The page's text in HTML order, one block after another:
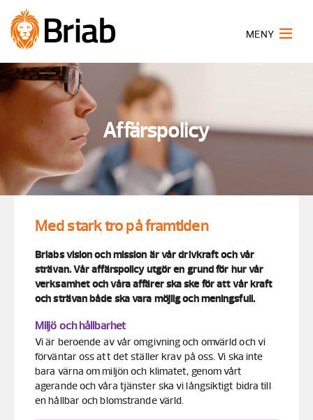
MENY
Affärspolicy
Med stark tro på framtiden
Briabs vision och mission är vår drivkraft och vår
strävan. Vår affärspolicy utgör en grund för hur vår
verksamhet och våra affärer ska ske för att vår kraft
och strävan både ska vara möjlig och meningsfull.
Miljö och hållbarhet
Vi är beroende av vår omgivning och omvärld och vi
förväntar oss att det ställer krav på oss. Vi ska inte
bara värna om miljön och klimatet, genom vårt
agerande och våra tjänster ska vi långsiktigt bidra till
en hållbar och blomstrande värld.